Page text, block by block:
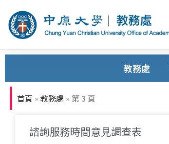
教務處
首頁 » 教務處 » 第 3 頁
諮詢服務時間意見調查表